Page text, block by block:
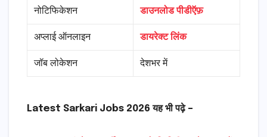
नोटिफिकेशन डाउनलोड पीडीऍफ़
अप्लाई ऑनलाइन डायरेक्ट लिंक
जॉब लोकेशन देशभर में
Latest Sarkari Jobs 2026 यह भी पढ़े –